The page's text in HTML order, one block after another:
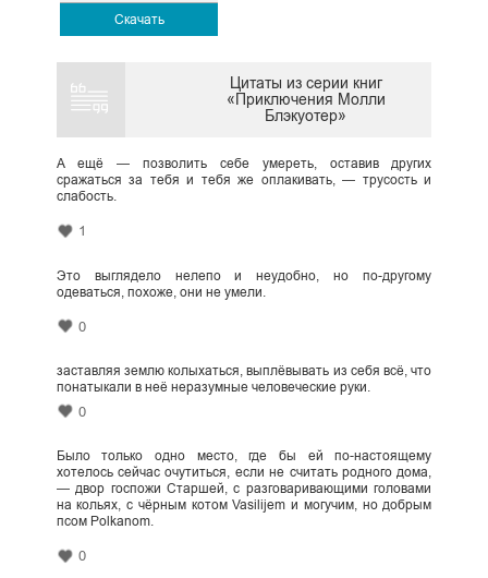
Скачать
Цитаты из серии книг
«Приключения Молли
Блэкуотер»
А ещё — позволить себе умереть, оставив других
сражаться за тебя и тебя же оплакивать, — трусость и
слабость.
1
Это выглядело нелепо и неудобно, но по-другому
одеваться, похоже, они не умели.
0
заставляя землю колыхаться, выплёвывать из себя всё, что
понатыкали в неё неразумные человеческие руки.
0
Было только одно место, где бы ей по-настоящему
хотелось сейчас очутиться, если не считать родного дома,
— двор госпожи Старшей, с разговаривающими головами
на кольях, с чёрным котом Vasilijem и могучим, но добрым
псом Polkanom.
0